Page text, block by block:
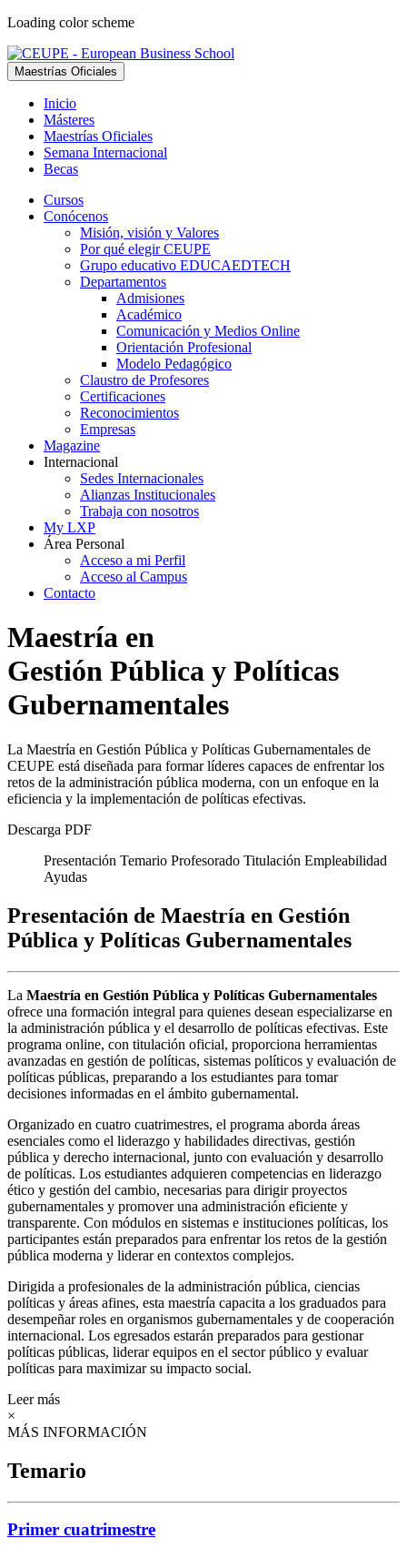
Loading color scheme
Maestrías Oficiales
Inicio
Másteres
Maestrías Oficiales
Semana Internacional
Becas
Cursos
Conócenos
Misión, visión y Valores
Por qué elegir CEUPE
Grupo educativo EDUCAEDTECH
Departamentos
Admisiones
Académico
Comunicación y Medios Online
Orientación Profesional
Modelo Pedagógico
Claustro de Profesores
Certificaciones
Reconocimientos
Empresas
Magazine
Internacional
Sedes Internacionales
Alianzas Institucionales
Trabaja con nosotros
My LXP
Área Personal
Acceso a mi Perfil
Acceso al Campus
Contacto
Maestría en
Gestión Pública y Políticas
Gubernamentales
La Maestría en Gestión Pública y Políticas Gubernamentales de
CEUPE está diseñada para formar líderes capaces de enfrentar los
retos de la administración pública moderna, con un enfoque en la
eficiencia y la implementación de políticas efectivas.
Descarga PDF
Presentación Temario Profesorado Titulación Empleabilidad
Ayudas
Presentación de Maestría en Gestión
Pública y Políticas Gubernamentales
La Maestría en Gestión Pública y Políticas Gubernamentales
ofrece una formación integral para quienes desean especializarse en
la administración pública y el desarrollo de políticas efectivas. Este
programa online, con titulación oficial, proporciona herramientas
avanzadas en gestión de políticas, sistemas políticos y evaluación de
políticas públicas, preparando a los estudiantes para tomar
decisiones informadas en el ámbito gubernamental.
Organizado en cuatro cuatrimestres, el programa aborda áreas
esenciales como el liderazgo y habilidades directivas, gestión
pública y derecho internacional, junto con evaluación y desarrollo
de políticas. Los estudiantes adquieren competencias en liderazgo
ético y gestión del cambio, necesarias para dirigir proyectos
gubernamentales y promover una administración eficiente y
transparente. Con módulos en sistemas e instituciones políticas, los
participantes están preparados para enfrentar los retos de la gestión
pública moderna y liderar en contextos complejos.
Dirigida a profesionales de la administración pública, ciencias
políticas y áreas afines, esta maestría capacita a los graduados para
desempeñar roles en organismos gubernamentales y de cooperación
internacional. Los egresados estarán preparados para gestionar
políticas públicas, liderar equipos en el sector público y evaluar
políticas para maximizar su impacto social.
Leer más
×
MÁS INFORMACIÓN
Temario
Primer cuatrimestre